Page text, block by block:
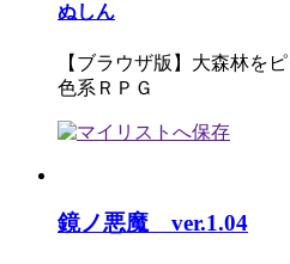
ぬしん
【ブラウザ版】大森林を
色系ＲＰＧ
鏡ノ悪魔 ver.1.04